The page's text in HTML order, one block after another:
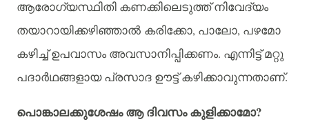
ആരോഗ്യസ്ഥിതി കണക്കിലെടുത്ത് നിവേദ്യം
തയാറായിക്കഴിഞ്ഞാല്‍ കരിക്കോ, പാലോ, പഴമോ
കഴിച്ച് ഉപവാസം അവസാനിപ്പിക്കണം. എന്നിട്ട് മറ്റു
പദാർഥങ്ങളായ പ്രസാദ ഊട്ട് കഴിക്കാവുന്നതാണ്.
പൊങ്കാലക്കുശേഷം ആ ദിവസം കുളിക്കാമോ?